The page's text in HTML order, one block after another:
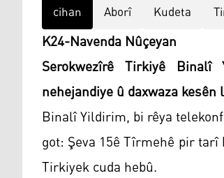
cihan Aborî Kudeta
K24-Navenda Nûçeyan
Serokwezîrê Tirkiyê
nehejandiye û daxwaza
Binalî Yildirim, bi rêya
got: Şeva 15ê Tîrmehê pir
Tirkiyek cuda hebû.